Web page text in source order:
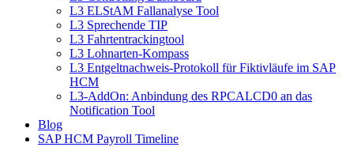
L3 ELStAM Fallanalyse Tool
L3 Sprechende TIP
L3 Fahrtentrackingtool
L3 Lohnarten-Kompass
L3 Entgeltnachweis-Protokoll für Fiktivläufe im SAP
HCM
L3-AddOn: Anbindung des RPCALCD0 an das
Notification Tool
Blog
SAP HCM Payroll Timeline